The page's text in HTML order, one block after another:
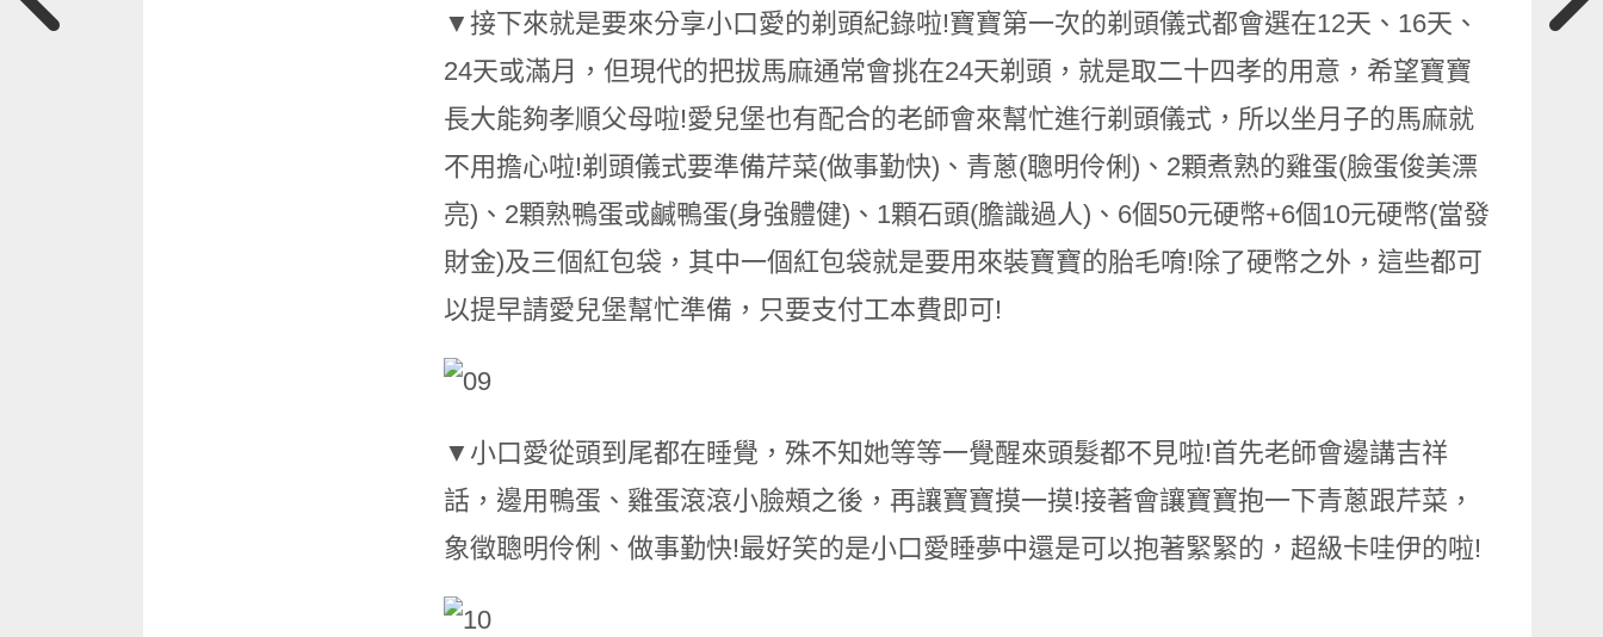
▼接下來就是要來分享小口愛的剃頭紀錄啦!寶寶第一次的剃頭儀式都會選在12天、16天、
24天或滿月，但現代的把拔馬麻通常會挑在24天剃頭，就是取二十四孝的用意，希望寶寶
長大能夠孝順父母啦!愛兒堡也有配合的老師會來幫忙進行剃頭儀式，所以坐月子的馬麻就
不用擔心啦!剃頭儀式要準備芹菜(做事勤快)、青蔥(聰明伶俐)、2顆煮熟的雞蛋(臉蛋俊美漂
亮)、2顆熟鴨蛋或鹹鴨蛋(身強體健)、1顆石頭(膽識過人)、6個50元硬幣+6個10元硬幣(當發
財金)及三個紅包袋，其中一個紅包袋就是要用來裝寶寶的胎毛唷!除了硬幣之外，這些都可
以提早請愛兒堡幫忙準備，只要支付工本費即可!
▼小口愛從頭到尾都在睡覺，殊不知她等等一覺醒來頭髮都不見啦!首先老師會邊講吉祥
話，邊用鴨蛋、雞蛋滾滾小臉頰之後，再讓寶寶摸一摸!接著會讓寶寶抱一下青蔥跟芹菜，
象徵聰明伶俐、做事勤快!最好笑的是小口愛睡夢中還是可以抱著緊緊的，超級卡哇伊的啦!